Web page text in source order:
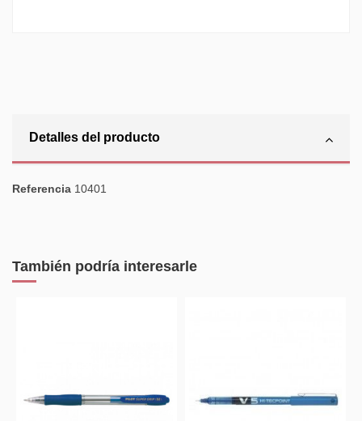
Detalles del producto
Referencia 10401
También podría interesarle